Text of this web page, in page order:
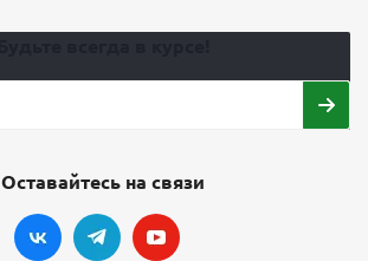
Оставайтесь на связи